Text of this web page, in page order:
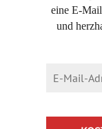
eine E-
und